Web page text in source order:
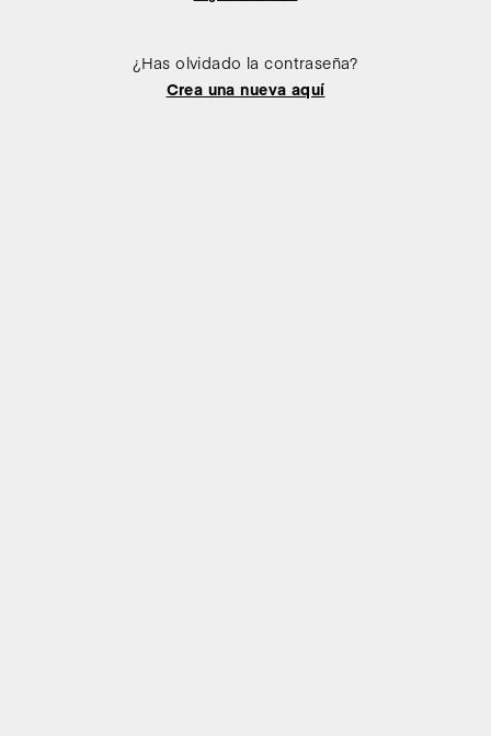
¿Has olvidado la contraseña?
Crea una nueva aquí